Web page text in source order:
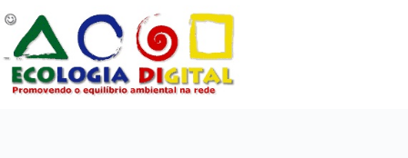
para
conteúdo